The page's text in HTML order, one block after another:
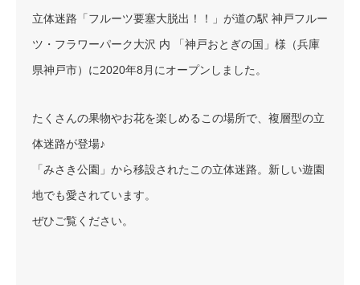
立体迷路「フルーツ要塞大脱出！！」が道の駅 神戸フルー
ツ・フラワーパーク大沢 内 「神戸おとぎの国」様（兵庫
県神戸市）に2020年8月にオープンしました。
たくさんの果物やお花を楽しめるこの場所で、複層型の立
体迷路が登場♪
「みさき公園」から移設されたこの立体迷路。新しい遊園
地でも愛されています。
ぜひご覧ください。